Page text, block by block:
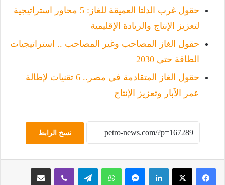
حقول غرب الدلتا العميقة للغاز: 5 محاور استراتيجية
لتعزيز الإنتاج والريادة الإقليمية
حقول الغاز المصاحب وغير المصاحب .. استراتيجيات
الطاقة حتى 2030
حقول الغاز المتقادمة في مصر.. 6 تقنيات لإطالة
عمر الآبار وتعزيز الإنتاج
نسخ الرابط
لينكدإن ماسنجر واتساب تيلقرام ڤايبر مشاركة عبر البريد